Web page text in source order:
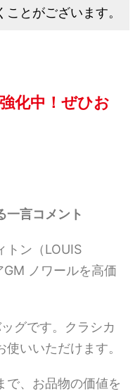
とがございます。
化中！ぜひお
一言コメント
トン（LOUIS
ノワールを高価
グです。クラシカ
いいただけます。
で、お品物の価値を